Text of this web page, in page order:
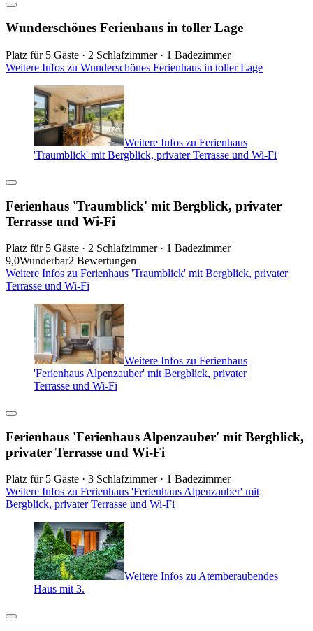
Wunderschönes Ferienhaus in toller Lage
Platz für 5 Gäste · 2 Schlafzimmer · 1 Badezimmer
Weitere Infos zu Wunderschönes Ferienhaus in toller Lage
Weitere Infos zu Ferienhaus
'Traumblick' mit Bergblick, privater Terrasse und Wi-Fi
Ferienhaus 'Traumblick' mit Bergblick, privater
Terrasse und Wi-Fi
Platz für 5 Gäste · 2 Schlafzimmer · 1 Badezimmer
9,0Wunderbar2 Bewertungen
Weitere Infos zu Ferienhaus 'Traumblick' mit Bergblick, privater
Terrasse und Wi-Fi
Weitere Infos zu Ferienhaus
'Ferienhaus Alpenzauber' mit Bergblick, privater
Terrasse und Wi-Fi
Ferienhaus 'Ferienhaus Alpenzauber' mit Bergblick,
privater Terrasse und Wi-Fi
Platz für 5 Gäste · 3 Schlafzimmer · 1 Badezimmer
Weitere Infos zu Ferienhaus 'Ferienhaus Alpenzauber' mit
Bergblick, privater Terrasse und Wi-Fi
Weitere Infos zu Atemberaubendes
Haus mit 3.